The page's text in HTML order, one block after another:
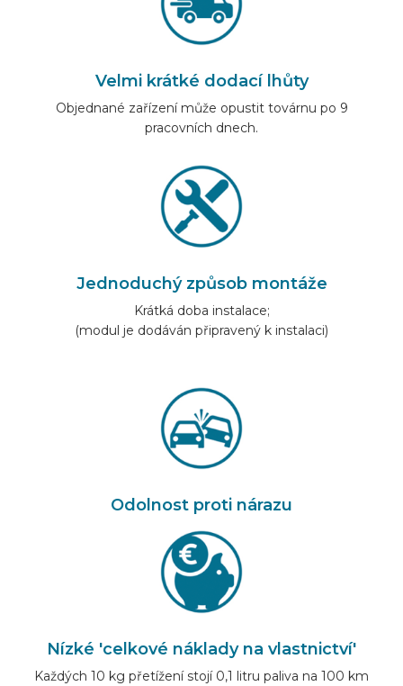
Velmi krátké dodací lhůty
Objednané zařízení může opustit továrnu po 9
pracovních dnech.
Jednoduchý způsob montáže
Krátká doba instalace;
(modul je dodáván připravený k instalaci)
Odolnost proti nárazu
Nízké 'celkové náklady na vlastnictví'
Každých 10 kg přetížení stojí 0,1 litru paliva na 100 km